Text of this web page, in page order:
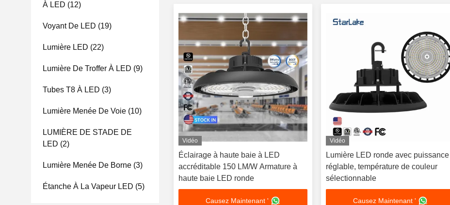
À LED (12)
Voyant De LED (19)
Lumière LED (22)
Lumière De Troffer À LED (9)
Tubes T8 À LED (3)
Lumière Menée De Voie (10)
LUMIÈRE DE STADE DE
LED (2)
Lumière Menée De Borne (3)
Étanche À La Vapeur LED (5)
Vidéo
Éclairage à haute baie à LED
accréditable 150 LM/W Armature à
haute baie LED ronde
Causez Maintenant '
Vidéo
Lumière LED ronde avec puissance
réglable, température de couleur
sélectionnable
Causez Maintenant '